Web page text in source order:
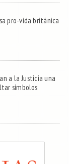
pro-vida británica
a la Justicia una
símbolos